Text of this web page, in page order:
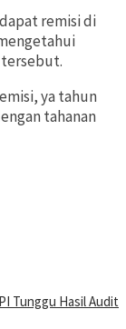
remisi di
tersebut.
ya tahun
tahanan
Tunggu Hasil Audit